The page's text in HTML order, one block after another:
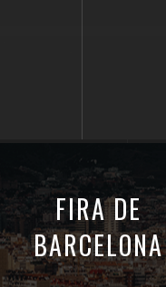
FIRA DE
BARCELONA